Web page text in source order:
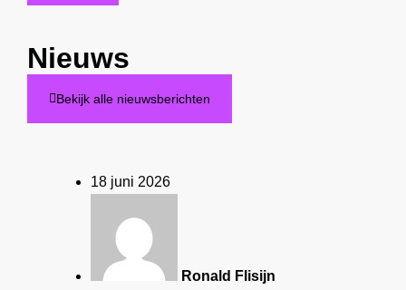
Nieuws
Bekijk alle nieuwsberichten
18 juni 2026
Ronald Flisijn